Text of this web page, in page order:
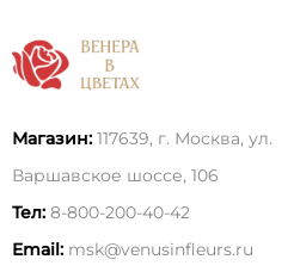
Магазин: 117639, г. Москва, ул.
Варшавское шоссе, 106
Тел: 8-800-200-40-42
Email: msk@venusinfleurs.ru